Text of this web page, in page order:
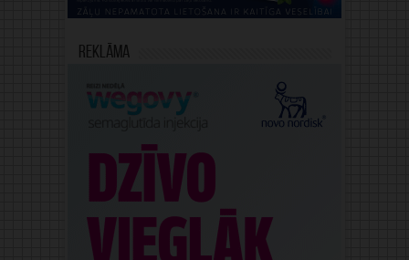
Reklāma